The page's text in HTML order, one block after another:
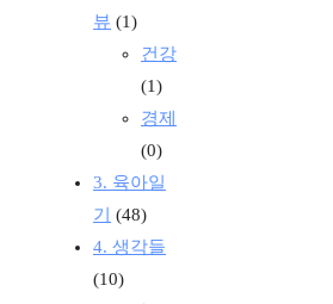
뷰 (1)
건강
(1)
경제
(0)
3. 육아일
기 (48)
4. 생각들
(10)